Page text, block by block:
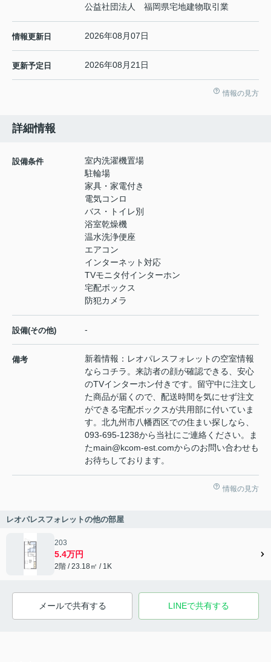
公益社団法人 福岡県宅地建物取引業
情報更新日 2026年08月07日
更新予定日 2026年08月21日
情報の見方
詳細情報
設備条件
室内洗濯機置場
駐輪場
家具・家電付き
電気コンロ
バス・トイレ別
浴室乾燥機
温水洗浄便座
エアコン
インターネット対応
TVモニタ付インターホン
宅配ボックス
防犯カメラ
設備(その他) -
備考
新着情報：レオパレスフォレットの空室情報
ならコチラ。来訪者の顔が確認できる、安心
のTVインターホン付きです。留守中に注文し
た商品が届くので、配送時間を気にせず注文
ができる宅配ボックスが共用部に付いていま
す。北九州市八幡西区での住まい探しなら、
093-695-1238から当社にご連絡ください。ま
たmain@kcom-est.comからのお問い合わせも
お待ちしております。
情報の見方
レオパレスフォレットの他の部屋
203
5.4万円
2階 / 23.18㎡ / 1K
メールで共有する LINEで共有する